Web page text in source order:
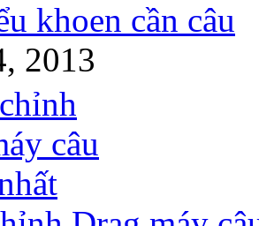
khoen cần câu
2013